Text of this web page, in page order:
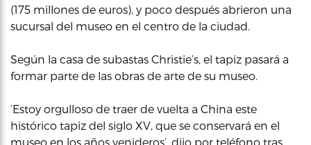
(175 millones de euros), y poco después abrieron una
sucursal del museo en el centro de la ciudad.
Según la casa de subastas Christie’s, el tapiz pasará a
formar parte de las obras de arte de su museo.
‘Estoy orgulloso de traer de vuelta a China este
histórico tapiz del siglo XV, que se conservará en el
museo en los años venideros’, dijo por teléfono tras